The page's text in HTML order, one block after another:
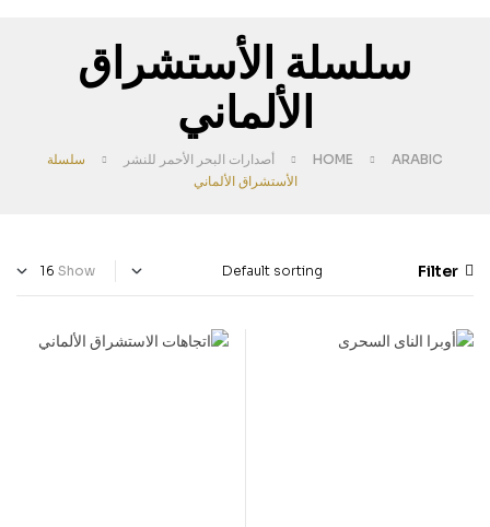
سلسلة الأستشراق
الألماني
HOME ARABIC أصدارات البحر الأحمر للنشر
سلسلة
الأستشراق الألماني
Filter
Show